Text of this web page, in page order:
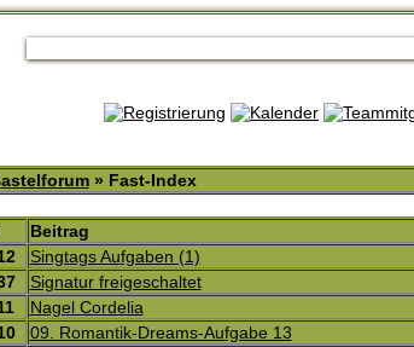
» Fast-Index
Beitrag
Singtags Aufgaben (1)
Signatur freigeschaltet
Nagel Cordelia
09. Romantik-Dreams-Aufgabe 13